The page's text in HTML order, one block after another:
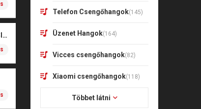
Zenitsu Theme – Demon Slayer (Marimba)
Telefon Csengőhangok(145)
Üzenet Hangok(164)
Vicces csengőhangok(82)
Xiaomi csengőhangok(118)
Többet látni